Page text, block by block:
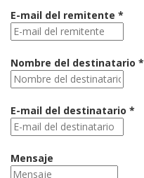
E-mail del remitente *
Nombre del destinatario *
E-mail del destinatario *
Mensaje